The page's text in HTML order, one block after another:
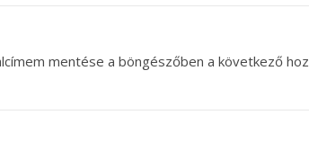
mentése a böngészőben a következő